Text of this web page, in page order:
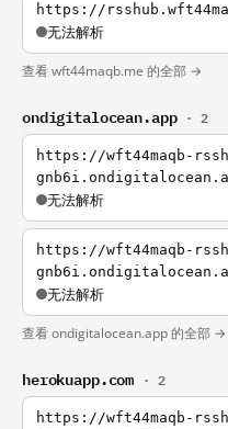
https://
无法解析
查看 wft44maqb.me 的全部 →
ondigitalocean.app · 2
https://wft44maqb-
无法解析
https://wft44maqb-
无法解析
查看 ondigitalocean.app 的全部 →
herokuapp.com · 2
https://wft44maqb-